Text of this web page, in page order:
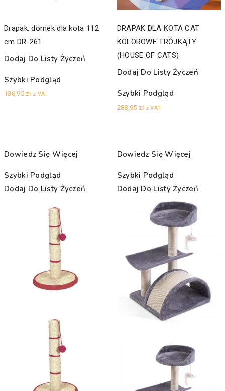
Drapak, domek dla kota 112
cm DR-261
Dodaj Do Listy Życzeń
Szybki Podgląd
136,95 zł z VAT
DRAPAK DLA KOTA CAT
KOLOROWE TRÓJKĄTY
(HOUSE OF CATS)
Dodaj Do Listy Życzeń
Szybki Podgląd
288,95 zł z VAT
Dowiedz Się Więcej
Szybki Podgląd
Dodaj Do Listy Życzeń
Dowiedz Się Więcej
Szybki Podgląd
Dodaj Do Listy Życzeń